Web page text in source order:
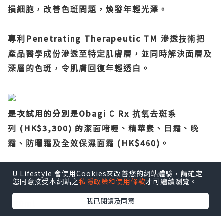
損細胞，改善色斑問題，煥發年輕光澤。
專利 Penetrating Therapeutic TM 滲透技術把
產品醫學成份滲透至特定肌膚層，並同時解決面層及
深層的色斑，令肌膚回復年輕透白。
是次試用的分別是Obagi C Rx 抗氧去斑系
列
(HK$3,300) 的潔面啫喱、精華素、日霜、晚
霜、防曬霜及全效保濕面霜 (HK$460) 。
Obagi C Rx
Cleansing Gel
蘊含L-抗壞血酸、蘆薈精華、紫花苜蓿精華、琉璃苣
U Lifestyle 會使用Cookies來改善您的網站體驗，請確定
您同意接受本網站之私隱政策和使用條款才可繼續瀏覽。
我已閱讀及同意